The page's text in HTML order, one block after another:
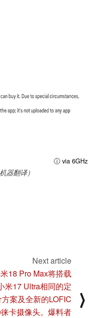
ⓘ via 6GHz
器翻译）
Next article
18 Pro Max将搭载
米17 Ultra相同的定
案及全新的LOFIC
卡摄像头。爆料者
⟩